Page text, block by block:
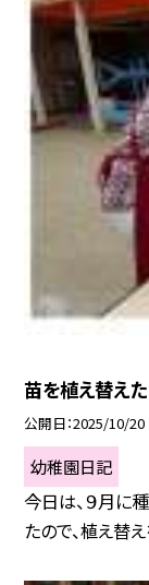
苗を植え替えた
公開日 2025/10/20
幼稚園日記
今日は、９月に
たので、植え替